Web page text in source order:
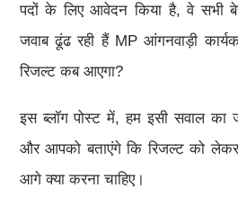
पदों के लिए आवेदन किया है, वे सभी
जवाब ढूंढ रही हैं MP आंगनवाड़ी
रिजल्ट कब आएगा?
इस ब्लॉग पोस्ट में, हम इसी सवाल का
और आपको बताएंगे कि रिजल्ट को
आगे क्या करना चाहिए।